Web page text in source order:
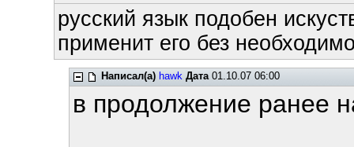
русский язык подобен
применит его без
Написал(а) hawk Дата01.10.07 06:00
в продолжение ранее